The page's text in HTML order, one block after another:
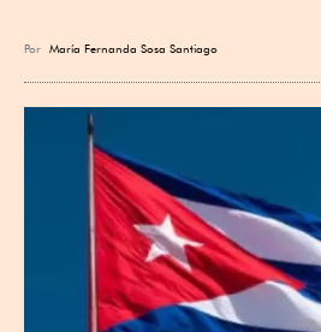
Por María Fernanda Sosa Santiago